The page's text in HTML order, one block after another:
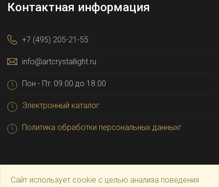
Контактная информация
+7 (495) 205-21-55
info@artcrystallight.ru
Пон - Пт: 09.00 до 18.00
Электронный каталог
Политика обработки персональных данныхг
Сайт использует cookie с целью анализа поведения